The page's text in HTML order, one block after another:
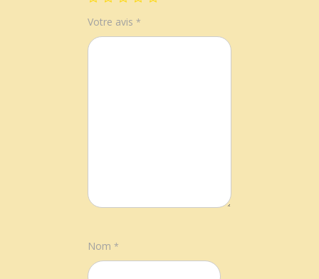
Votre avis*
Nom*